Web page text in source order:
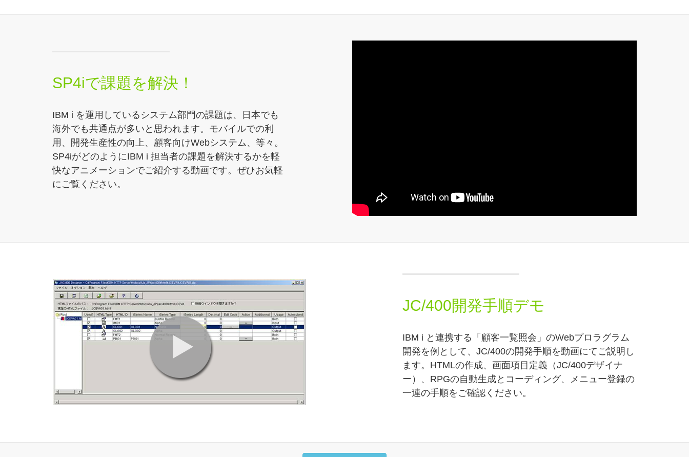
SP4iで課題を解決！
IBM i を運用しているシステム部門の課題は、日本でも
海外でも共通点が多いと思われます。モバイルでの利
用、開発生産性の向上、顧客向けWebシステム、等々。
SP4iがどのようにIBM i 担当者の課題を解決するかを軽
快なアニメーションでご紹介する動画です。ぜひお気軽
にご覧ください。
JC/400開発手順デモ
IBM i と連携する「顧客一覧照会」のWebプロラグラム
開発を例として、JC/400の開発手順を動画にてご説明し
ます。HTMLの作成、画面項目定義（JC/400デザイナ
ー）、RPGの自動生成とコーディング、メニュー登録の
一連の手順をご確認ください。